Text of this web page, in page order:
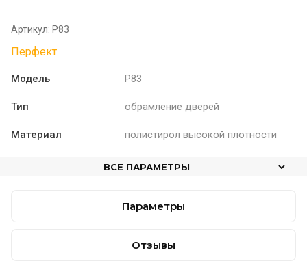
Артикул: P83
Перфект
Модель P83
Тип обрамление дверей
Материал полистирол высокой плотности
ВСЕ ПАРАМЕТРЫ
Параметры
Отзывы